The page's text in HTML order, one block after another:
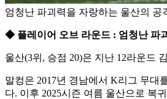
엄청난 파괴력을 자랑하는 울산의 공
◆ 플레이어 오브 라운드 : 엄청난 파
울산(3위, 승점 20)은 지난 12라운드
말컹은 2017년 경남에서 K리그 무대
다. 이후 2025시즌 여름 울산으로 복